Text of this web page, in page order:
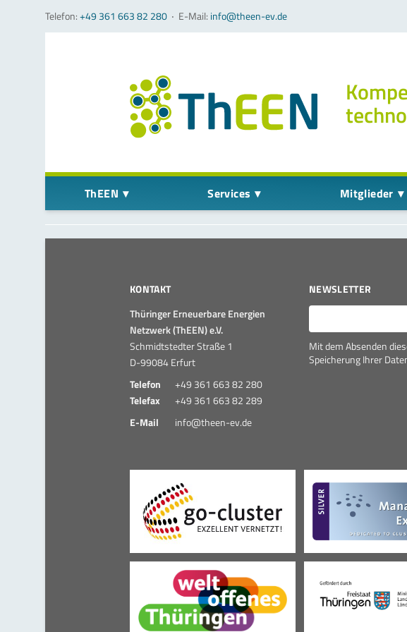
Telefon:+49 361 663 82 280 ‧ E-Mail: info@theen-ev.de
Navigation überspringen
ThEEN Services Mitglieder
KONTAKT
Thüringer Erneuerbare Energien
Netzwerk (ThEEN) e.V.
Schmidtstedter Straße 1
D-99084 Erfurt
Telefon
+49 361 663 82 280
Telefax
+49 361 663 82 289
E-Mail
info@theen-ev.de
NEWSLETTER
E-Mail*
Mit dem Absenden
Speicherung Ihrer